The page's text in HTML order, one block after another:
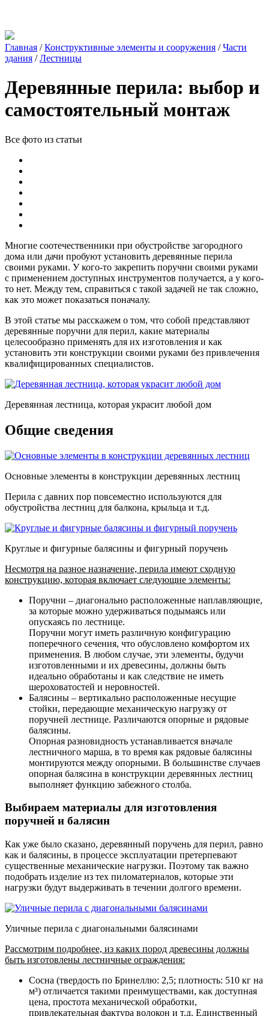
Главная /Конструктивные элементы и сооружения /Части
здания /Лестницы
Деревянные перила: выбор и
самостоятельный монтаж
Все фото из статьи
Многие соотечественники при обустройстве загородного
дома или дачи пробуют установить деревянные перила
своими руками. У кого-то закрепить поручни своими руками
с применением доступных инструментов получается, а у кого-
то нет. Между тем, справиться с такой задачей не так сложно,
как это может показаться поначалу.
В этой статье мы расскажем о том, что собой представляют
деревянные поручни для перил, какие материалы
целесообразно применять для их изготовления и как
установить эти конструкции своими руками без привлечения
квалифицированных специалистов.
Деревянная лестница, которая украсит любой дом
Общие сведения
Основные элементы в конструкции деревянных лестниц
Перила с давних пор повсеместно используются для
обустройства лестниц для балкона, крыльца и т.д.
Круглые и фигурные балясины и фигурный поручень
Несмотря на разное назначение, перила имеют сходную
конструкцию, которая включает следующие элементы:
Поручни – диагонально расположенные наплавляющие,
за которые можно удерживаться подымаясь или
опускаясь по лестнице.
Поручни могут иметь различную конфигурацию
поперечного сечения, что обусловлено комфортом их
применения. В любом случае, эти элементы, будучи
изготовленными и их древесины, должны быть
идеально обработаны и как следствие не иметь
шероховатостей и неровностей.
Балясины – вертикально расположенные несущие
стойки, передающие механическую нагрузку от
поручней лестнице. Различаются опорные и рядовые
балясины.
Опорная разновидность устанавливается вначале
лестничного марша, в то время как рядовые балясины
монтируются между опорными. В большинстве случаев
опорная балясина в конструкции деревянных лестниц
выполняет функцию забежного столба.
Выбираем материалы для изготовления
поручней и балясин
Как уже было сказано, деревянный поручень для перил, равно
как и балясины, в процессе эксплуатации претерпевают
существенные механические нагрузки. Поэтому так важно
подобрать изделие из тех пиломатериалов, которые эти
нагрузки будут выдерживать в течении долгого времени.
Уличные перила с диагональными балясинами
Рассмотрим подробнее, из каких пород древесины должны
быть изготовлены лестничные ограждения:
Сосна (твердость по Бринеллю: 2,5; плотность: 510 кг на
м³) отличается такими преимуществами, как доступная
цена, простота механической обработки,
привлекательная фактура волокон и т.д. Единственный